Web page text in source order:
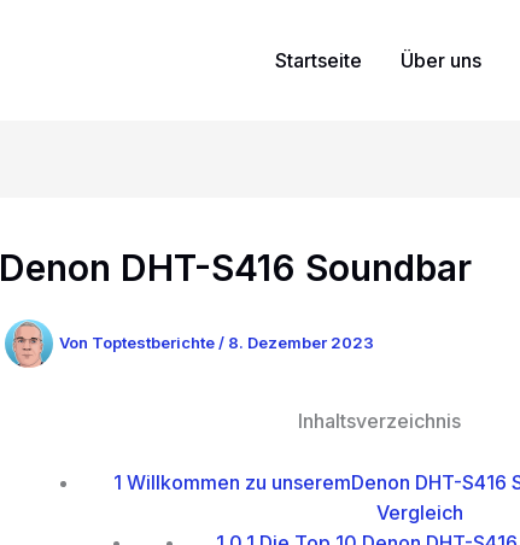
Startseite Über uns
Denon DHT-S416 Soundbar
Von Toptestberichte / 8. Dezember 2023
Inhaltsverzeichnis
1 Willkommen zu unseremDenon DHT-S416
Vergleich